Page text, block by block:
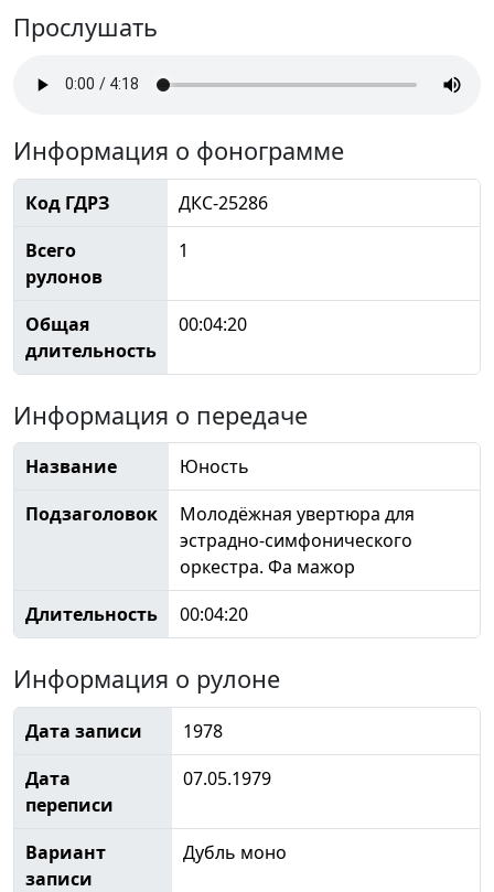
Прослушать
Информация о фонограмме
Код ГДРЗ
ДКС-25286
Всего
рулонов
1
Общая
длительность
00:04:20
Информация о передаче
Название
Юность
Подзаголовок
Молодёжная увертюра для
эстрадно-симфонического
оркестра. Фа мажор
Длительность
00:04:20
Информация о рулоне
Дата записи
1978
Дата
переписи
07.05.1979
Вариант
записи
Дубль моно